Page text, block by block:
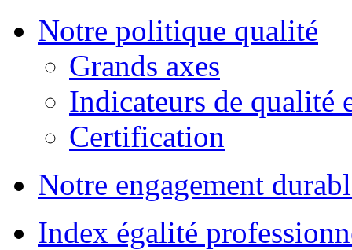
Notre politique qualité
Grands axes
Indicateurs de qualité
Certification
Notre engagement
Index égalité